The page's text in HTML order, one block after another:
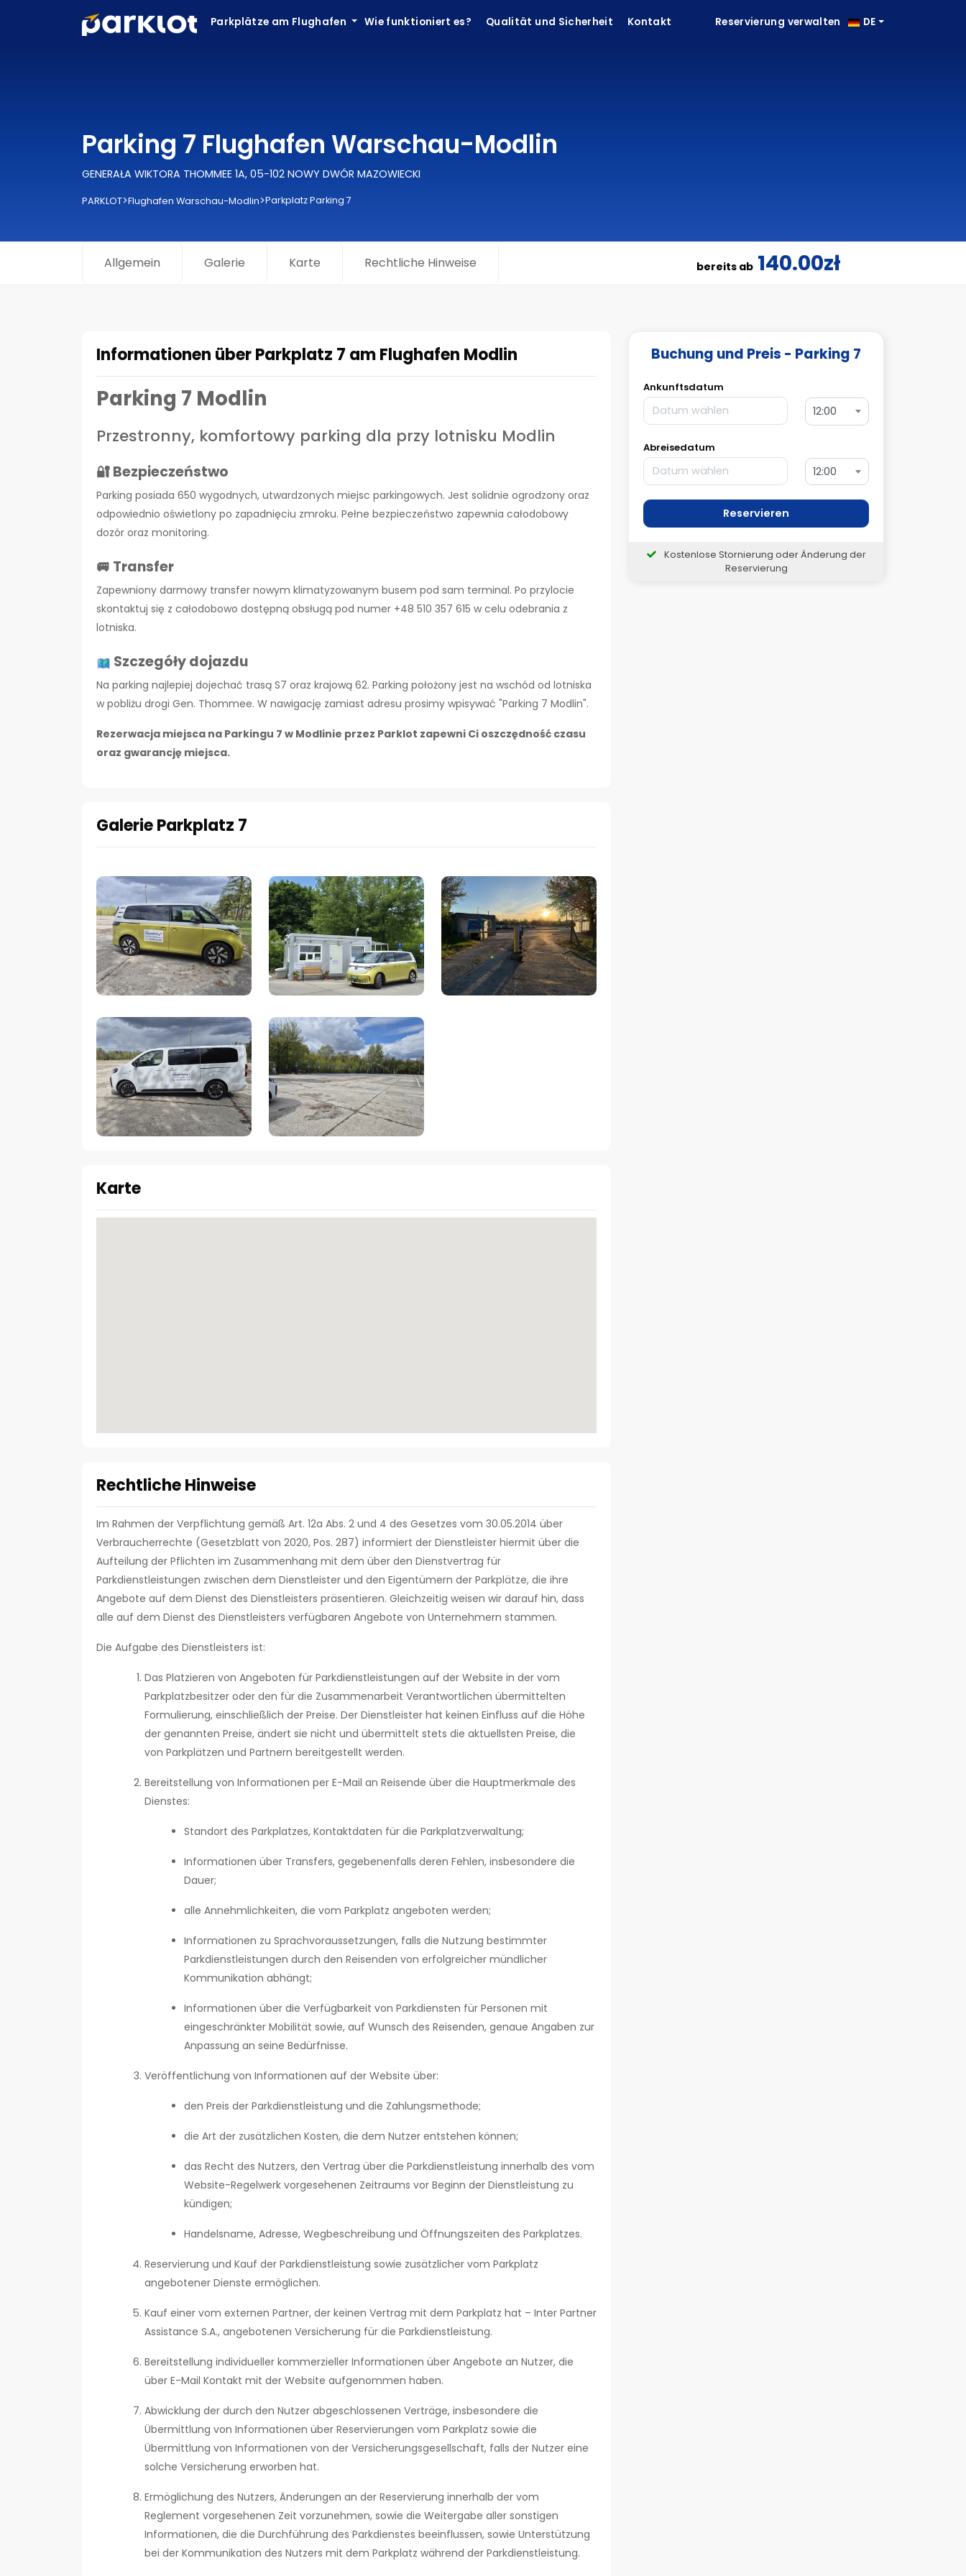
Parkplätze am Flughafen Wie funktioniert es? Qualität und Sicherheit Kontakt Reservierung verwalten DE
Parking 7 Flughafen Warschau-Modlin
GENERAŁA WIKTORA THOMMEE 1A, 05-102 NOWY DWÓR MAZOWIECKI
PARKLOT>Flughafen Warschau-Modlin>Parkplatz Parking 7
Allgemein Galerie Karte Rechtliche Hinweise bereits ab 140.00zł
Informationen über Parkplatz 7 am Flughafen Modlin
Parking 7 Modlin
Przestronny, komfortowy parking dla przy lotnisku Modlin
🔐 Bezpieczeństwo
Parking posiada 650 wygodnych, utwardzonych miejsc parkingowych. Jest solidnie ogrodzony oraz
odpowiednio oświetlony po zapadnięciu zmroku. Pełne bezpieczeństwo zapewnia całodobowy
dozór oraz monitoring.
🚐 Transfer
Zapewniony darmowy transfer nowym klimatyzowanym busem pod sam terminal. Po przylocie
skontaktuj się z całodobowo dostępną obsługą pod numer +48 510 357 615 w celu odebrania z
lotniska.
Szczegóły dojazdu
Na parking najlepiej dojechać trasą S7 oraz krajową 62. Parking położony jest na wschód od lotniska
w pobliżu drogi Gen. Thommee. W nawigację zamiast adresu prosimy wpisywać "Parking 7 Modlin".
Rezerwacja miejsca na Parkingu 7 w Modlinie przez Parklot zapewni Ci oszczędność czasu
oraz gwarancję miejsca.
Galerie Parkplatz 7
Karte
Rechtliche Hinweise
Im Rahmen der Verpflichtung gemäß Art. 12a Abs. 2 und 4 des Gesetzes vom 30.05.2014 über
Verbraucherrechte (Gesetzblatt von 2020, Pos. 287) informiert der Dienstleister hiermit über die
Aufteilung der Pflichten im Zusammenhang mit dem über den Dienstvertrag für
Parkdienstleistungen zwischen dem Dienstleister und den Eigentümern der Parkplätze, die ihre
Angebote auf dem Dienst des Dienstleisters präsentieren. Gleichzeitig weisen wir darauf hin, dass
alle auf dem Dienst des Dienstleisters verfügbaren Angebote von Unternehmern stammen.
Die Aufgabe des Dienstleisters ist:
Das Platzieren von Angeboten für Parkdienstleistungen auf der Website in der vom
Parkplatzbesitzer oder den für die Zusammenarbeit Verantwortlichen übermittelten
Formulierung, einschließlich der Preise. Der Dienstleister hat keinen Einfluss auf die Höhe
der genannten Preise, ändert sie nicht und übermittelt stets die aktuellsten Preise, die
von Parkplätzen und Partnern bereitgestellt werden.
Bereitstellung von Informationen per E-Mail an Reisende über die Hauptmerkmale des
Dienstes:
Standort des Parkplatzes, Kontaktdaten für die Parkplatzverwaltung;
Informationen über Transfers, gegebenenfalls deren Fehlen, insbesondere die
Dauer;
alle Annehmlichkeiten, die vom Parkplatz angeboten werden;
Informationen zu Sprachvoraussetzungen, falls die Nutzung bestimmter
Parkdienstleistungen durch den Reisenden von erfolgreicher mündlicher
Kommunikation abhängt;
Informationen über die Verfügbarkeit von Parkdiensten für Personen mit
eingeschränkter Mobilität sowie, auf Wunsch des Reisenden, genaue Angaben zur
Anpassung an seine Bedürfnisse.
Veröffentlichung von Informationen auf der Website über:
den Preis der Parkdienstleistung und die Zahlungsmethode;
die Art der zusätzlichen Kosten, die dem Nutzer entstehen können;
das Recht des Nutzers, den Vertrag über die Parkdienstleistung innerhalb des vom
Website-Regelwerk vorgesehenen Zeitraums vor Beginn der Dienstleistung zu
kündigen;
Handelsname, Adresse, Wegbeschreibung und Öffnungszeiten des Parkplatzes.
Reservierung und Kauf der Parkdienstleistung sowie zusätzlicher vom Parkplatz
angebotener Dienste ermöglichen.
Kauf einer vom externen Partner, der keinen Vertrag mit dem Parkplatz hat – Inter Partner
Assistance S.A., angebotenen Versicherung für die Parkdienstleistung.
Bereitstellung individueller kommerzieller Informationen über Angebote an Nutzer, die
über E-Mail Kontakt mit der Website aufgenommen haben.
Abwicklung der durch den Nutzer abgeschlossenen Verträge, insbesondere die
Übermittlung von Informationen über Reservierungen vom Parkplatz sowie die
Übermittlung von Informationen von der Versicherungsgesellschaft, falls der Nutzer eine
solche Versicherung erworben hat.
Ermöglichung des Nutzers, Änderungen an der Reservierung innerhalb der vom
Reglement vorgesehenen Zeit vorzunehmen, sowie die Weitergabe aller sonstigen
Informationen, die die Durchführung des Parkdienstes beeinflussen, sowie Unterstützung
bei der Kommunikation des Nutzers mit dem Parkplatz während der Parkdienstleistung.
Buchung und Preis - Parking 7
Ankunftsdatum
12:00
Abreisedatum
12:00
Reservieren
Kostenlose Stornierung oder Änderung der
Reservierung